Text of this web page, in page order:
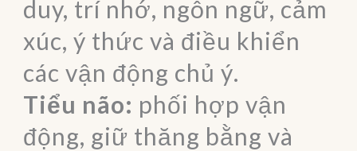
duy, trí nhớ, ngôn ngữ, cảm
xúc, ý thức và điều khiển
các vận động chủ ý.
Tiểu não: phối hợp vận
động, giữ thăng bằng và